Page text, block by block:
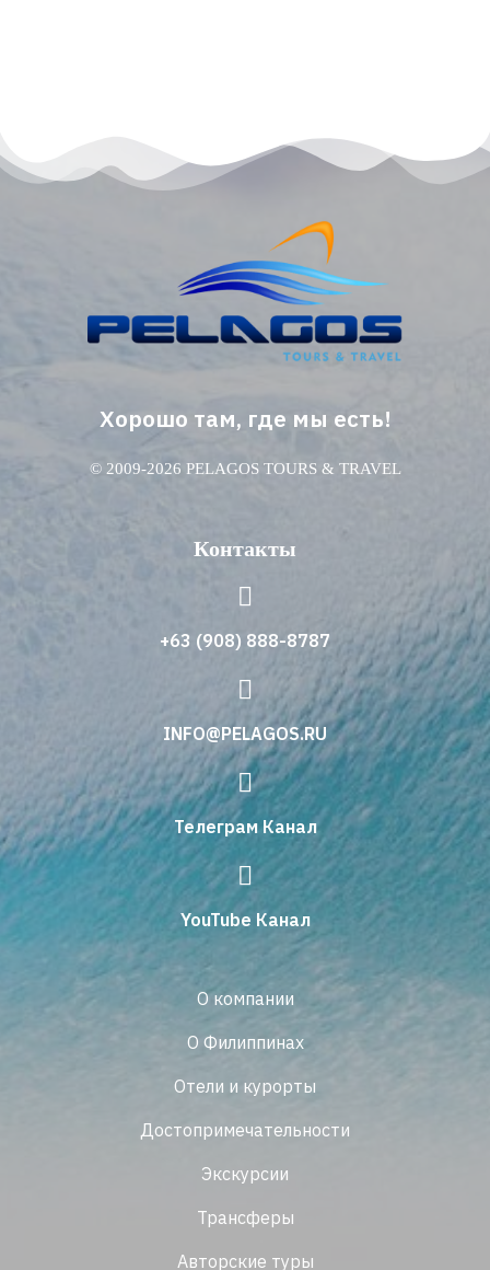
Хорошо там, где мы есть!
© 2009-2026 PELAGOS TOURS & TRAVEL
Контакты
+63 (908) 888-8787
INFO@PELAGOS.RU
Телеграм Канал
YouTube Канал
О компании
О Филиппинах
Отели и курорты
Достопримечательности
Экскурсии
Трансферы
Авторские туры